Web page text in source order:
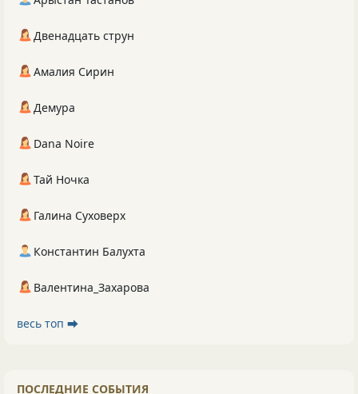
Двенадцать струн
Амалия Сирин
Демура
Dana Noire
Тай Ночка
Галина Суховерх
Константин Балухта
Валентина_Захарова
весь топ ⮕
ПОСЛЕДНИЕ СОБЫТИЯ